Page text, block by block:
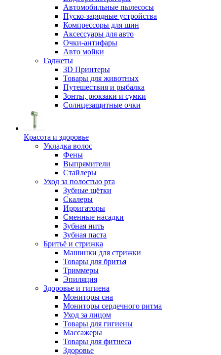
Автомобильные пылесосы
Пуско-зарядные устройства
Компрессоры для шин
Аксессуары для авто
Очки-антифары
Авто мойки
Гаджеты
3D Принтеры
Товары для животных
Путешествия и рыбалка
Зонты, рюкзаки и сумки
Солнцезащитные очки
Красота и здоровье
Укладка волос
Фены
Выпрямители
Стайлеры
Уход за полостью рта
Зубные щётки
Скалеры
Ирригаторы
Сменные насадки
Зубная нить
Зубная паста
Бритьё и стрижка
Машинки для стрижки
Товары для бритья
Триммеры
Эпиляция
Здоровье и гигиена
Мониторы сна
Мониторы сердечного ритма
Уход за лицом
Товары для гигиены
Массажеры
Товары для фитнеса
Здоровье